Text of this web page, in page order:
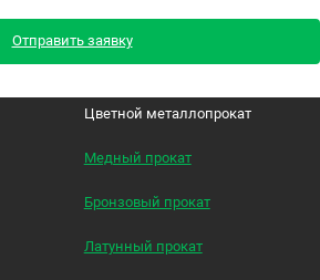
Отправить заявку
Цветной металлопрокат
Медный прокат
Бронзовый прокат
Латунный прокат